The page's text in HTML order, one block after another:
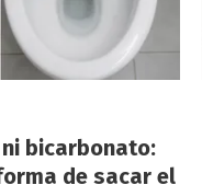
bicarbonato:
de sacar el